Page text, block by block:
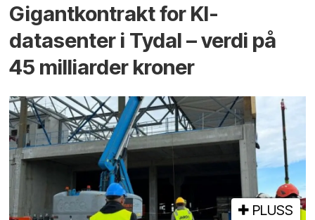
Gigantkontrakt for KI-
datasenter i Tydal – verdi på
45 milliarder kroner
PLUSS